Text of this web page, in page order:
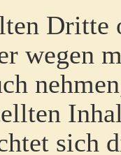
Dritte
wegen
sich